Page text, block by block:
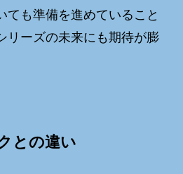
ても準備を進めていること
リーズの未来にも期待が膨
との違い